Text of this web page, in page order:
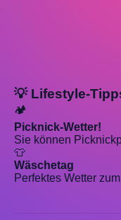
💡 Lifestyle-
🏕️
Picknick-Wetter!
Sie können
👕
Wäschetag
Perfektes Wetter